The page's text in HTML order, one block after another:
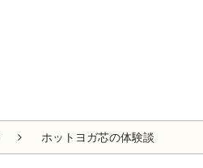
ホットヨガ芯の体験談